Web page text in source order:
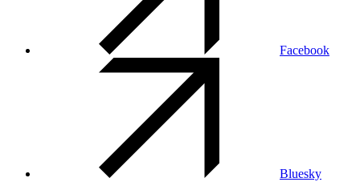
Facebook
Bluesky